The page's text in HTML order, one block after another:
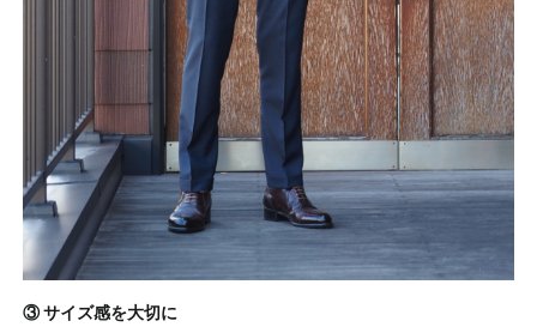
③ サイズ感を大切に